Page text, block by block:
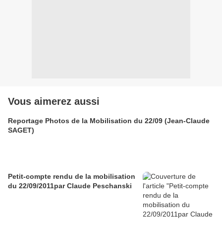
Vous aimerez aussi
Reportage Photos de la Mobilisation du 22/09 (Jean-Claude
SAGET)
Petit-compte rendu de la mobilisation
du 22/09/2011par Claude Peschanski